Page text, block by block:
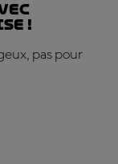
!
pas pour